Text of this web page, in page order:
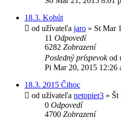
18.3. Kohút
od užívateľa jaro » St Mar
11 Odpovedí
6282 Zobrazení
Posledný príspevokod
Pi Mar 20, 2015 12:26
18.3. 2015 Čihoc
od užívateľa netopier3 » Št
0 Odpovedí
4700 Zobrazení